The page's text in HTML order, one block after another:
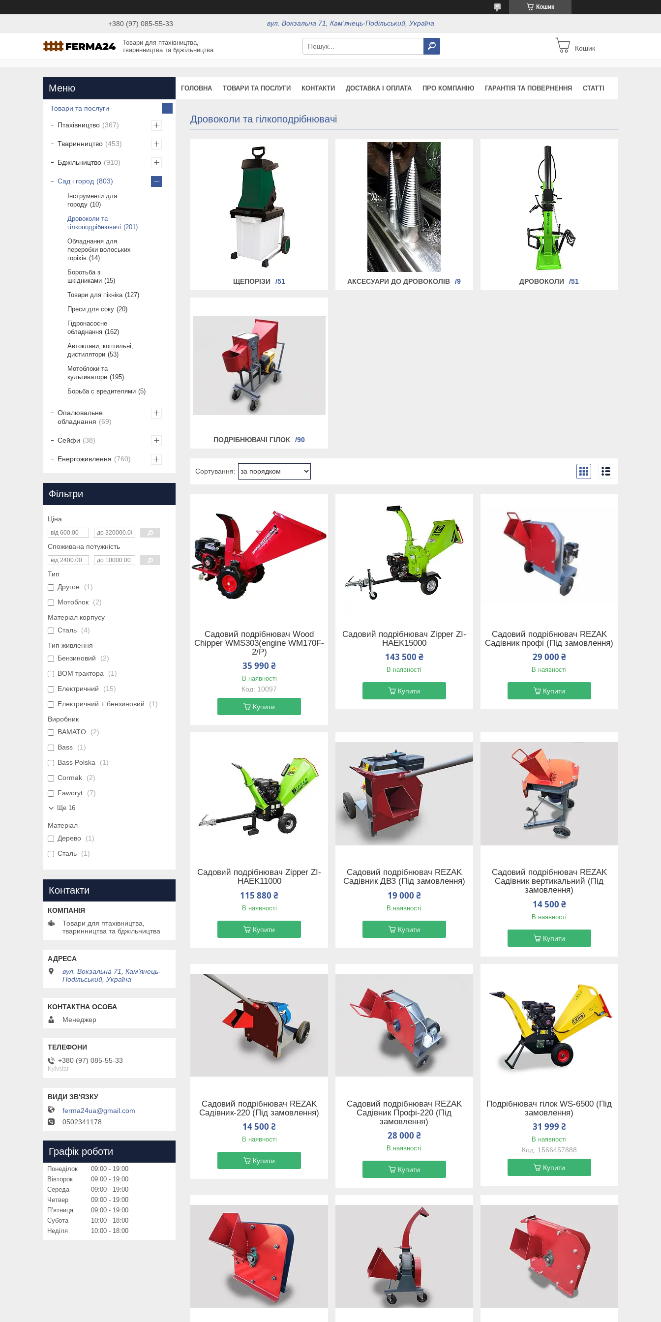
Кошик
+380 (97) 085-55-33 вул. Вокзальна 71, Кам'янець-Подільський, Україна
Товари для птахівництва,
тваринництва та бджільництва
Кошик
ГОЛОВНА ТОВАРИ ТА ПОСЛУГИ КОНТАКТИ ДОСТАВКА І ОПЛАТА ПРО КОМПАНІЮ ГАРАНТІЯ ТА ПОВЕРНЕННЯ СТАТТІ
Дровоколи та гілкоподрібнювачі
ЩЕПОРІЗИ 51 АКСЕСУАРИ ДО ДРОВОКОЛІВ 9 ДРОВОКОЛИ 51
ПОДРІБНЮВАЧІ ГІЛОК 90
Садовий подрібнювач Wood
Chipper WMS303(engine WM170F-
2/P)
35 990 ₴
В наявності
10097
Купити
Садовий подрібнювач Zipper ZI-
HAEK15000
143 500 ₴
В наявності
Купити
Садовий подрібнювач REZAK
Садівник профі (Під замовлення)
29 000 ₴
В наявності
Купити
Садовий подрібнювач Zipper ZI-
HAEK11000
115 880 ₴
В наявності
Купити
Садовий подрібнювач REZAK
Садівник ДВЗ (Під замовлення)
19 000 ₴
В наявності
Купити
Садовий подрібнювач REZAK
Садівник вертикальний (Під
замовлення)
14 500 ₴
В наявності
Купити
Садовий подрібнювач REZAK
Садівник-220 (Під замовлення)
14 500 ₴
В наявності
Купити
Садовий подрібнювач REZAK
Садівник Профі-220 (Під
замовлення)
28 000 ₴
В наявності
Купити
Подрібнювач гілок WS-6500 (Під
замовлення)
31 999 ₴
В наявності
1566457888
Купити
Товари та послуги
Птахівництво 367
Тваринництво 453
Бджільництво 910
Сад і город 803
Інструменти для
городу
10
Дровоколи та
гілкоподрібнювачі
201
Обладнання для
переробки волоських
горіхів
14
Боротьба з
шкідниками
15
Товари для пікніка
127
Преси для соку 20
Гідронасосне
обладнання
162
Автоклави, коптильні,
дистилятори 53
Мотоблоки та
культиватори
195
Борьба с вредителями 5
Опалювальне
обладнання
69
Сейфи 38
Енергоживлення 760
Фільтри
Ціна
Споживана потужність
Тип
Другое
1
Мотоблок
2
Матеріал корпусу
Сталь
4
Тип живлення
Бензиновий
2
ВОМ трактора
1
Електричний
15
Електричний + бензиновий
1
Виробник
BAMATO
2
Bass
1
Bass Polska
1
Cormak
2
Faworyt
7
Ще 16
Матеріал
Дерево
1
Сталь
1
Контакти
Товари для птахівництва,
тваринництва та бджільництва
вул. Вокзальна 71, Кам'янець-
Подільський, Україна
Менеджер
+380 (97) 085-55-33
Kyivstar
ferma24ua@gmail.com
0502341178
Графік роботи
Понеділок 09:00
19:00
Вівторок
09:00
19:00
Середа
09:00
19:00
Четвер
09:00
19:00
Пʼятниця
09:00
19:00
Субота
10:00
18:00
Неділя
10:00 18:00